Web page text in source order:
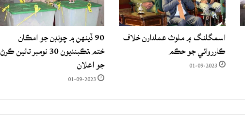
اسمگلنگ ۾ ملوث عملدارن خلاف
ڪارروائي جو حڪم
01-09-2023
90 ڏينهن ۾ چونڊن جو امڪان
ختم،تڪبنديون 30 نومبر تائين ڪرڻ
جو اعلان
01-09-2023